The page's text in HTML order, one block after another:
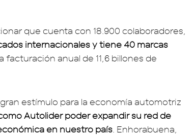
que cuenta con 18.900 colaboradores,
internacionales y tiene 40 marcas
facturación anual de 11,6 billones de
estímulo para la economía automotriz
Autolider poder expandir su red de
en nuestro país . Enhorabuena,